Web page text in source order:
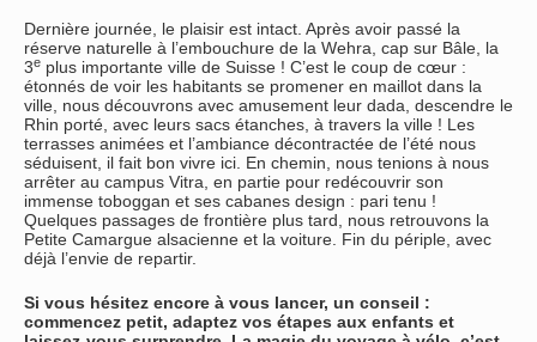
Dernière journée, le plaisir est intact. Après avoir passé la
réserve naturelle à l’embouchure de la Wehra, cap sur Bâle, la
3e plus importante ville de Suisse ! C’est le coup de cœur :
étonnés de voir les habitants se promener en maillot dans la
ville, nous découvrons avec amusement leur dada, descendre le
Rhin porté, avec leurs sacs étanches, à travers la ville ! Les
terrasses animées et l’ambiance décontractée de l’été nous
séduisent, il fait bon vivre ici. En chemin, nous tenions à nous
arrêter au campus Vitra, en partie pour redécouvrir son
immense toboggan et ses cabanes design : pari tenu !
Quelques passages de frontière plus tard, nous retrouvons la
Petite Camargue alsacienne et la voiture. Fin du périple, avec
déjà l’envie de repartir.
Si vous hésitez encore à vous lancer, un conseil :
commencez petit, adaptez vos étapes aux enfants et